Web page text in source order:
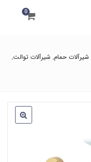
0
شیرآلات حمام, شیرآلات توالت,